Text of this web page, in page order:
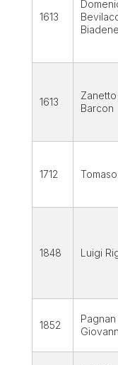
1613
Biadene
1613
Barcon
1712
1848 Luigi
1852